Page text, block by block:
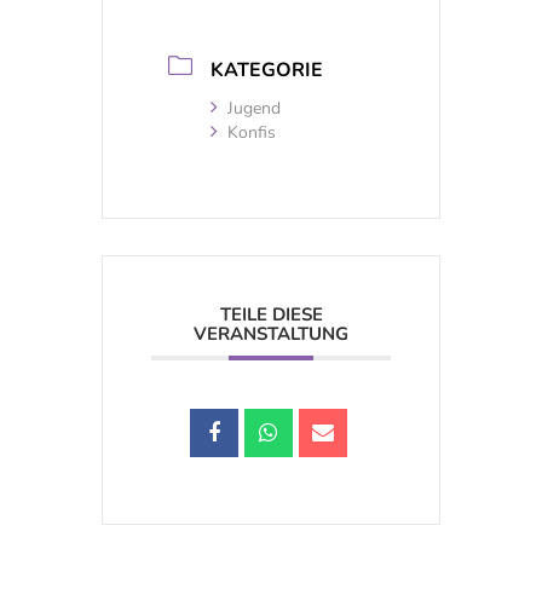
KATEGORIE
Jugend
Konfis
TEILE DIESE
VERANSTALTUNG